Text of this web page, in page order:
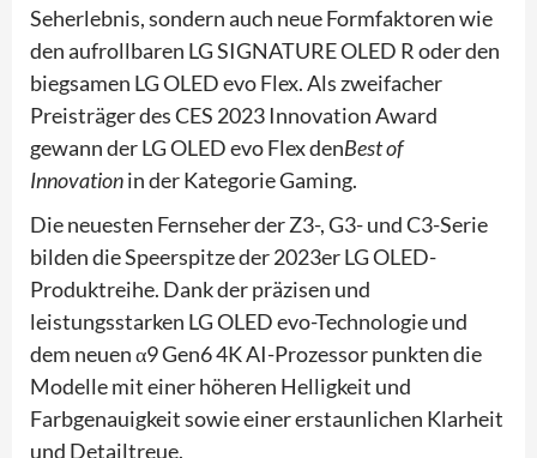
Seherlebnis, sondern auch neue Formfaktoren wie
den aufrollbaren LG SIGNATURE OLED R oder den
biegsamen LG OLED evo Flex. Als zweifacher
Preisträger des CES 2023 Innovation Award
gewann der LG OLED evo Flex denBest of
Innovationin der Kategorie Gaming.
Die neuesten Fernseher der Z3-, G3- und C3-Serie
bilden die Speerspitze der 2023er LG OLED-
Produktreihe. Dank der präzisen und
leistungsstarken LG OLED evo-Technologie und
dem neuen α9 Gen6 4K AI-Prozessor punkten die
Modelle mit einer höheren Helligkeit und
Farbgenauigkeit sowie einer erstaunlichen Klarheit
und Detailtreue.